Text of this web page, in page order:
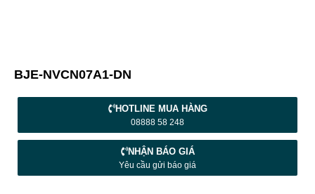
BJE-NVCN07A1-DN
HOTLINE MUA HÀNG
08888 58 248
NHẬN BÁO GIÁ
Yêu cầu gửi báo giá